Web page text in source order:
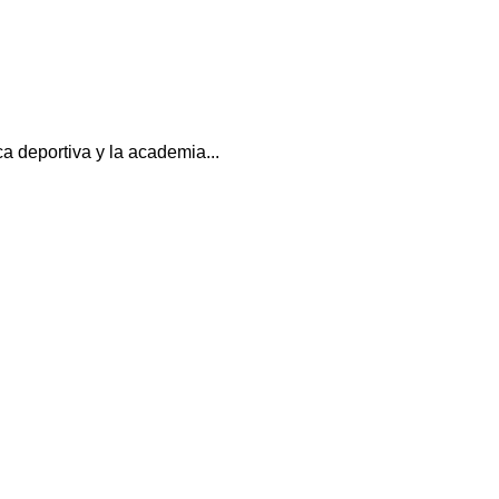
deportiva y la academia...